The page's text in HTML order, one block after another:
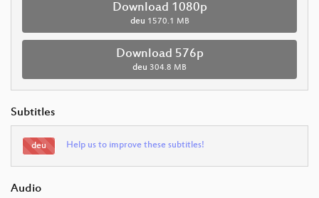
Download 1080p
deu 1570.1 MB
Download 576p
deu 304.8 MB
Subtitles
deu Help us to improve these subtitles!
Audio